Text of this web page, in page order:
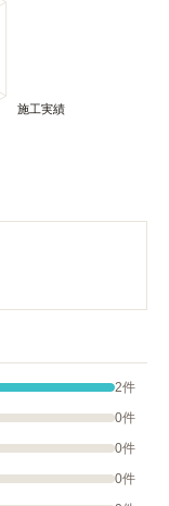
2件
0件
0件
0件